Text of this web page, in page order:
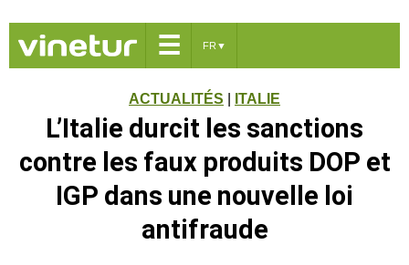
☰ FR ▼
ACTUALITÉS ITALIE
L’Italie durcit les sanctions
contre les faux produits DOP et
IGP dans une nouvelle loi
antifraude